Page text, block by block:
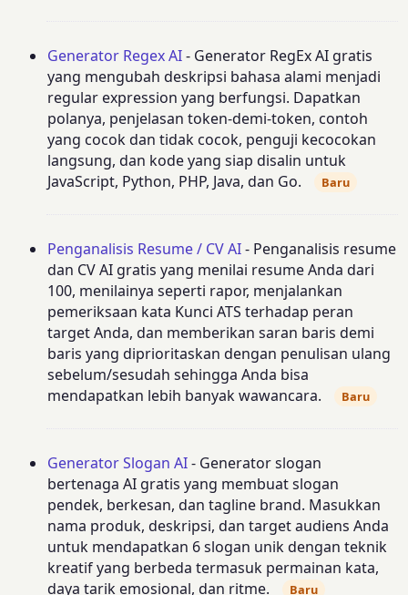
Generator Regex AI- Generator RegEx AI gratis
yang mengubah deskripsi bahasa alami menjadi
regular expression yang berfungsi. Dapatkan
polanya, penjelasan token-demi-token, contoh
yang cocok dan tidak cocok, penguji kecocokan
langsung, dan kode yang siap disalin untuk
JavaScript, Python, PHP, Java, dan Go.
Baru
Penganalisis Resume / CV AI- Penganalisis resume
dan CV AI gratis yang menilai resume Anda dari
100, menilainya seperti rapor, menjalankan
pemeriksaan kata Kunci ATS terhadap peran
target Anda, dan memberikan saran baris demi
baris yang diprioritaskan dengan penulisan ulang
sebelum/sesudah sehingga Anda bisa
mendapatkan lebih banyak wawancara.
Baru
Generator Slogan AI- Generator slogan
bertenaga AI gratis yang membuat slogan
pendek, berkesan, dan tagline brand. Masukkan
nama produk, deskripsi, dan target audiens Anda
untuk mendapatkan 6 slogan unik dengan teknik
kreatif yang berbeda termasuk permainan kata,
daya tarik emosional, dan ritme.
Baru